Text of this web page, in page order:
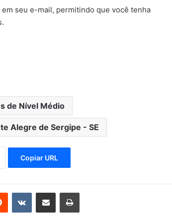
seu e-mail, permitindo que você tenha
de Nível Médio
Alegre de Sergipe - SE
Copiar URL
Reddit VK Compartilhar via e-mail Imprimir